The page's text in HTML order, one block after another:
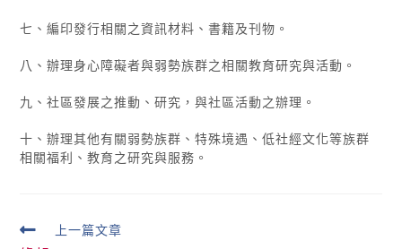
七、編印發行相關之資訊材料、書籍及刊物。
八、辦理身心障礙者與弱勢族群之相關教育研究與活動。
九、社區發展之推動、研究，與社區活動之辦理。
十、辦理其他有關弱勢族群、特殊境遇、低社經文化等族群
相關福利、教育之研究與服務。
上一篇文章